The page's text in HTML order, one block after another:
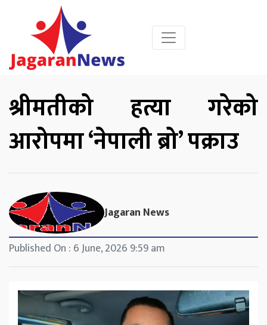
श्रीमतीको हत्या गरेको
आरोपमा ‘नेपाली ब्रो’ पक्राउ
Jagaran News
Published On : 6 June, 2026 9:59 am